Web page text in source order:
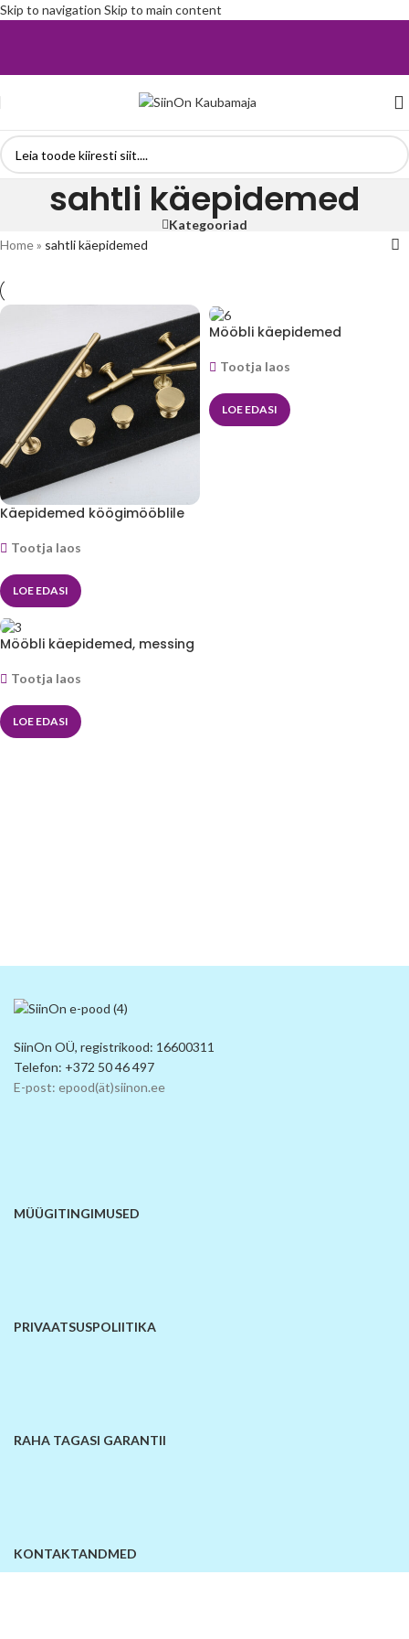
Skip to navigation Skip to main content
sahtli käepidemed
Kategooriad
Home» sahtli käepidemed
Käepidemed köögimööblile
Tootja laos
LOE EDASI
Mööbli käepidemed
Tootja laos
LOE EDASI
Mööbli käepidemed, messing
Tootja laos
LOE EDASI
SiinOn OÜ, registrikood: 16600311
Telefon: +372 50 46 497
E-post: epood(ät)siinon.ee
MÜÜGITINGIMUSED
PRIVAATSUSPOLIITIKA
RAHA TAGASI GARANTII
KONTAKTANDMED